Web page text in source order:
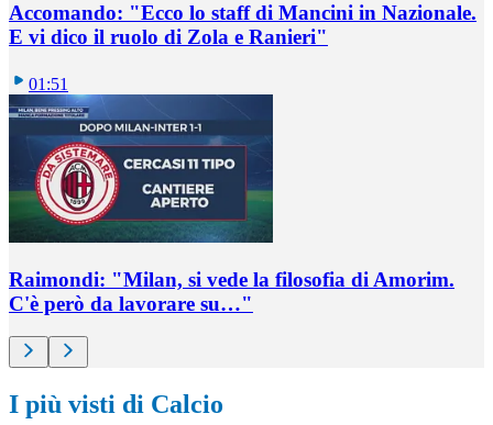
Accomando: "Ecco lo staff di Mancini in Nazionale.
E vi dico il ruolo di Zola e Ranieri"
01:51
Raimondi: "Milan, si vede la filosofia di Amorim.
C'è però da lavorare su…"
I più visti di Calcio